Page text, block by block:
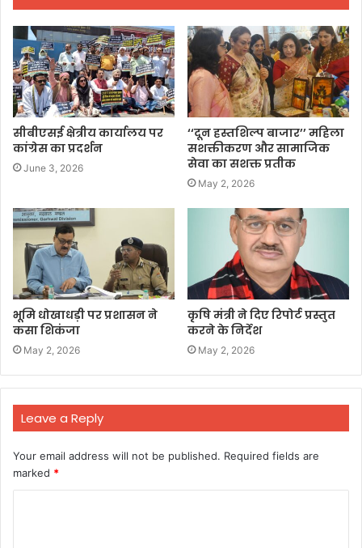
सीबीएसई क्षेत्रीय कार्यालय पर
कांग्रेस का प्रदर्शन
June 3, 2026
‘‘दून हस्तशिल्प बाजार’’ महिला
सशक्तीकरण और सामाजिक
सेवा का सशक्त प्रतीक
May 2, 2026
भूमि धोखाधड़ी पर प्रशासन ने
कसा शिकंजा
May 2, 2026
कृषि मंत्री ने दिए रिपोर्ट प्रस्तुत
करने के निर्देश
May 2, 2026
Leave a Reply
Your email address will not be published. Required fields are
marked *